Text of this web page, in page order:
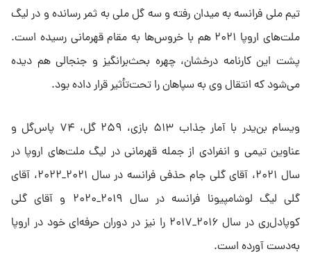
تیم ملی فرانسه به میدان رفته و سه گل ملی به ثمر رسانده و در لیگ
ملت‌های اروپا ۲۰۲۱ هم با خروس‌ها به مقام قهرمانی رسیده است.
پشت این کارنامه درخشان، چهره بحث‌برانگیز و جنجالی هم دیده
می‌شود که انتقال وی به سپاهان را تحت‌تأثیر قرار داده بود.
ویسام بن‌یدر با آمار جذاب ۵۱۳ بازی، ۲۵۹ گل، ۷۴ پاس‌گل و
عناوین تیمی و انفرادی از جمله قهرمانی در لیگ ملت‌های اروپا در
سال ۲۰۲۱، آقای گلی جام حذفی فرانسه در سال ۲۰۲۱_۲۰۲۲، آقای
گلی لیگ لوشامپیونا فرانسه در سال ۲۰۱۹_۲۰۲۰ و آقای گلی
کوپادل‌ری در سال ۲۰۱۶_۲۰۱۷ را نیز در دوران حرفه‌ای خود در اروپا
به‌دست آورده است.